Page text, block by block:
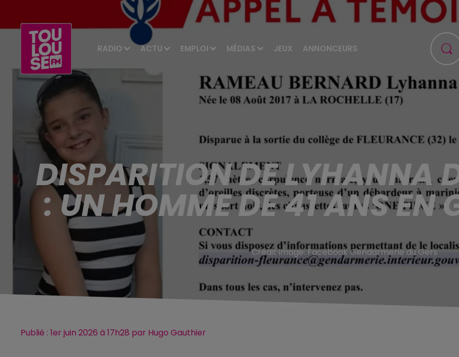
RADIO ACTU EMPLOI MÉDIAS JEUX ANNONCEURS
DISPARITION DE LYHANNA
: UN HOMME DE 41 ANS EN
Crédit image:Facebook Gendarmerie du Gers
Publié : 1er juin 2026 à 17h28 par Hugo Gauthier